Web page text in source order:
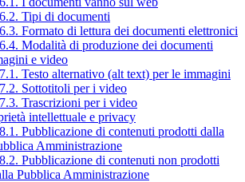
Tipi di documenti
Formato di lettura dei documenti elettronici
Modalità di produzione dei documenti
e video
Testo alternativo (alt text) per le immagini
Sottotitoli per i video
Trascrizioni per i video
intellettuale e privacy
Pubblicazione di contenuti prodotti dalla
Amministrazione
Pubblicazione di contenuti non prodotti
Pubblica Amministrazione